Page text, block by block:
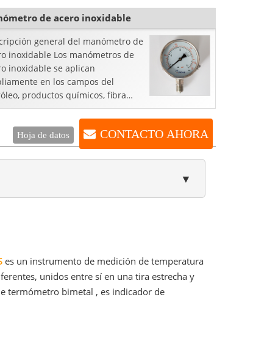
de acero inoxidable
general del manómetro de
inoxidable Los manómetros de
inoxidable se aplican
en los campos del
productos químicos, fibra
metalurgia, plantas de
Hoja de datos CONTACTO AHORA
▼
es un instrumento de medición de temperatura
unidos entre sí en una tira estrecha y
termómetro bimetal , es indicador de